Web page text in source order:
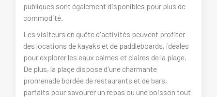
publiques sont également disponibles pour plus de
commodité.
Les visiteurs en quête d'activités peuvent profiter
des locations de kayaks et de paddleboards, idéales
pour explorer les eaux calmes et claires de la plage.
De plus, la plage dispose d'une charmante
promenade bordée de restaurants et de bars,
parfaits pour savourer un repas ou une boisson tout